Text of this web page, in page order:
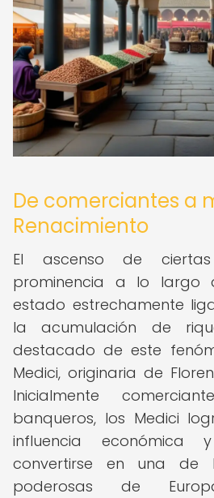
De comerciantes a
Renacimiento
El ascenso de
prominencia a lo largo
estado estrechamente
la acumulación de
destacado de este
Medici, originaria de
Inicialmente
banqueros, los Medici
influencia económica
convertirse en una de
poderosas de